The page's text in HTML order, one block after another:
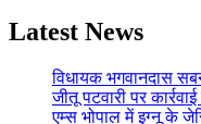
Latest News
विधायक भगवानदास
जीतू पटवारी पर
एम्स भोपाल में इग्नू के